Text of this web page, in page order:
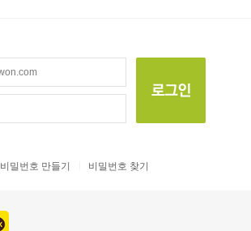
비밀번호 만들기 비밀번호 찾기